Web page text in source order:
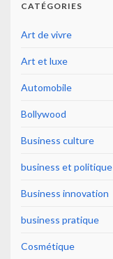
CATÉGORIES
Art de vivre
Art et luxe
Automobile
Bollywood
Business culture
business et politique
Business innovation
business pratique
Cosmétique